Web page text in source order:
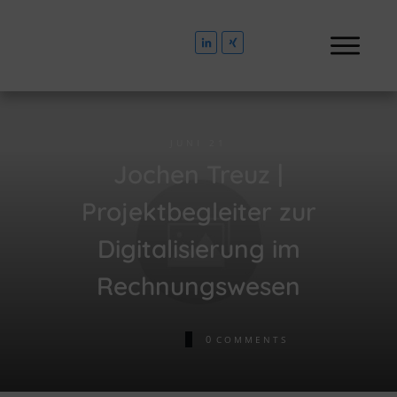
Projektbegleiter zur
Digitalisierung im
Rechnungswesen
0 COMMENTS